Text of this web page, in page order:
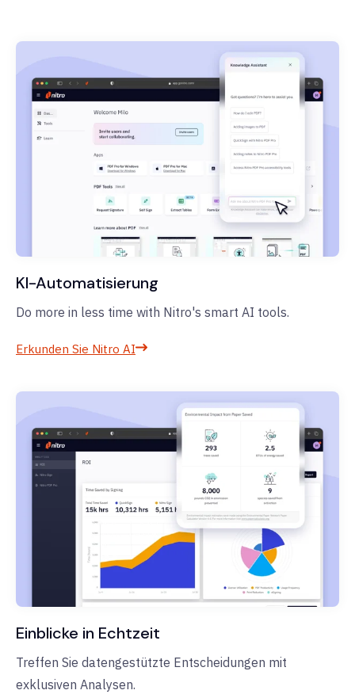
KI-Automatisierung
Do more in less time with Nitro's smart AI tools.
Erkunden Sie Nitro AI
Einblicke in Echtzeit
Treffen Sie datengestützte Entscheidungen mit
exklusiven Analysen.